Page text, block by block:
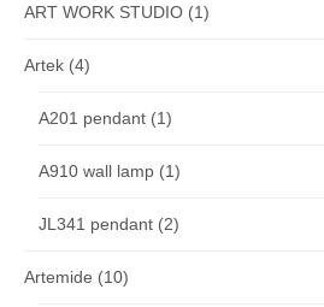
ART WORK STUDIO (1)
Artek (4)
A201 pendant (1)
A910 wall lamp (1)
JL341 pendant (2)
Artemide (10)